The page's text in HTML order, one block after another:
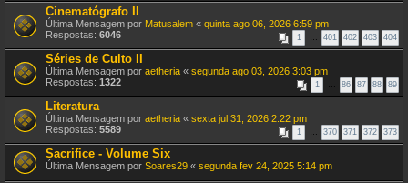
Cinematógrafo II
Última Mensagem por Matusalem « quinta ago 06, 2026 6:59 pm
Respostas: 6046 1 … 401 402 403 404
Séries de Culto II
Última Mensagem por aetheria « segunda ago 03, 2026 3:03 pm
Respostas: 1322 1 … 86 87 88 89
Literatura
Última Mensagem por aetheria « sexta jul 31, 2026 2:22 pm
Respostas: 5589 1 … 370 371 372 373
Sacrifice - Volume Six
Última Mensagem por Soares29 « segunda fev 24, 2025 5:14 pm